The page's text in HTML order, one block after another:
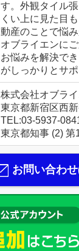
す。外観タイル
くい上に見た目
動産のことで悩
オブライエンに
お悩みを解決で
がしっかりとサポ
株式会社オブラ
東京都新宿区西
TEL:03-5937-
東京都知事 (2) 第
お問い合わ